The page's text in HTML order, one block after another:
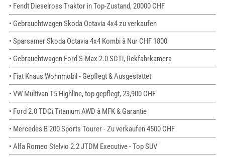
• Fendt Dieselross Traktor in Top-Zustand, 20000 CHF
• Gebrauchtwagen Skoda Octavia 4x4 zu verkaufen
• Sparsamer Skoda Octavia 4x4 Kombi â Nur CHF 1800
• Gebrauchtwagen Ford S-Max 2.0 SCTi, Rckfahrkamera
• Fiat Knaus Wohnmobil - Gepflegt & Ausgestattet
• VW Multivan T5 Highline, top gepflegt, 23,900 CHF
• Ford 2.0 TDCi Titanium AWD â MFK & Garantie
• Mercedes B 200 Sports Tourer - Zu verkaufen 4500 CHF
• Alfa Romeo Stelvio 2.2 JTDM Executive - Top SUV